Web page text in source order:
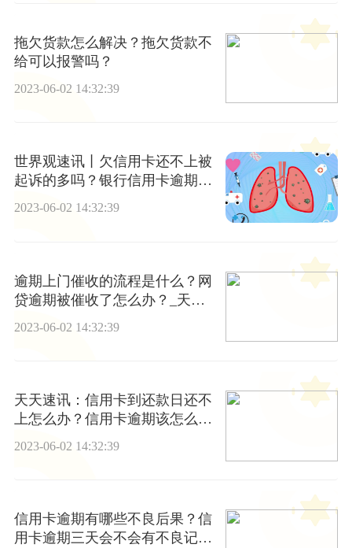
拖欠货款怎么解决？拖欠货款不
给可以报警吗？
2023-06-02 14:32:39
世界观速讯丨欠信用卡还不上被
起诉的多吗？银行信用卡逾期减
免政策
2023-06-02 14:32:39
逾期上门催收的流程是什么？网
贷逾期被催收了怎么办？_天天
2023-06-02 14:32:39
天天速讯：信用卡到还款日还不
上怎么办？信用卡逾期该怎么
2023-06-02 14:32:39
信用卡逾期有哪些不良后果？信
用卡逾期三天会不会有不良记